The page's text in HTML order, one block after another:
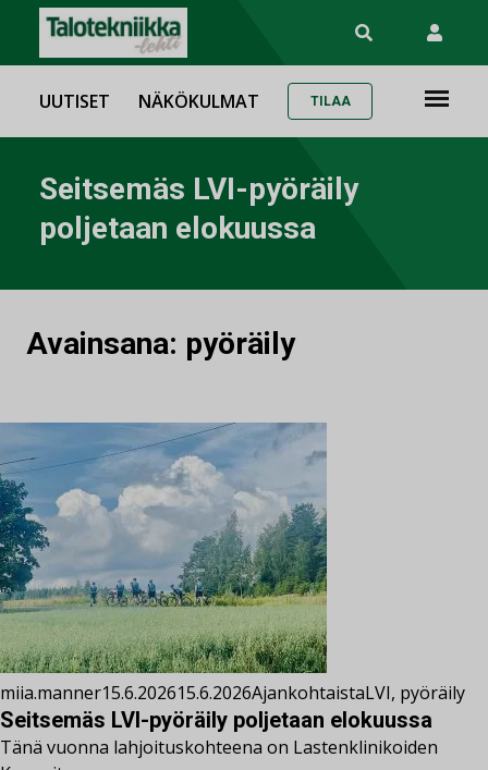
UUTISET NÄKÖKULMAT TILAA
Seitsemäs LVI-pyöräily
poljetaan elokuussa
Avainsana: pyöräily
miia.manner15.6.202615.6.2026AjankohtaistaLVI, pyöräily
Seitsemäs LVI-pyöräily poljetaan elokuussa
Tänä vuonna lahjoituskohteena on Lastenklinikoiden